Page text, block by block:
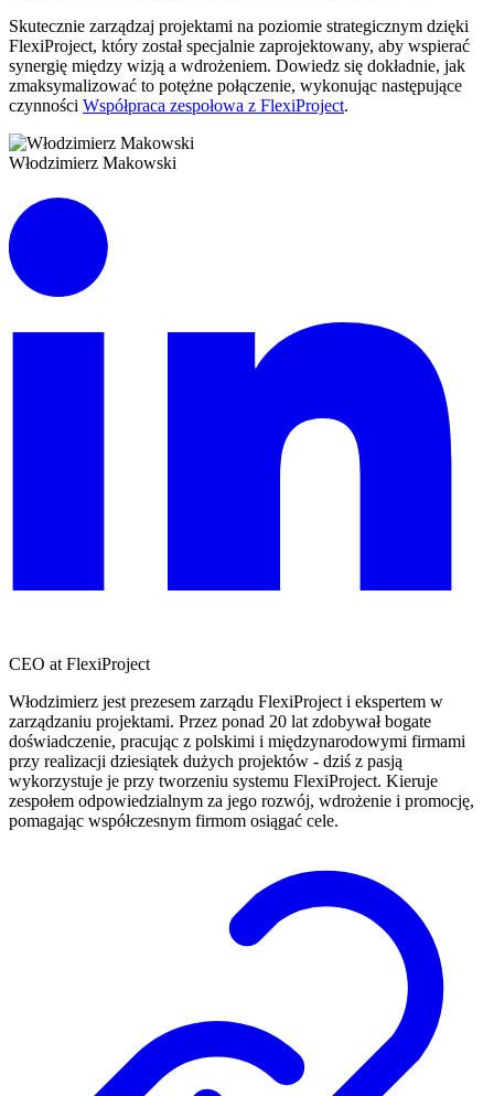
Skutecznie zarządzaj projektami na poziomie strategicznym dzięki
FlexiProject, który został specjalnie zaprojektowany, aby wspierać
synergię między wizją a wdrożeniem. Dowiedz się dokładnie, jak
zmaksymalizować to potężne połączenie, wykonując następujące
czynności Współpraca zespołowa z FlexiProject.
Włodzimierz Makowski
CEO at FlexiProject
Włodzimierz jest prezesem zarządu FlexiProject i ekspertem w
zarządzaniu projektami. Przez ponad 20 lat zdobywał bogate
doświadczenie, pracując z polskimi i międzynarodowymi firmami
przy realizacji dziesiątek dużych projektów - dziś z pasją
wykorzystuje je przy tworzeniu systemu FlexiProject. Kieruje
zespołem odpowiedzialnym za jego rozwój, wdrożenie i promocję,
pomagając współczesnym firmom osiągać cele.